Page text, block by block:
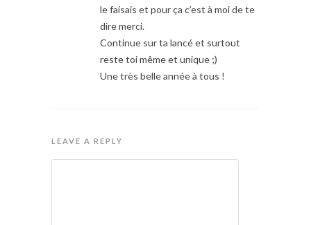
le faisais et pour ça c’est à moi de te
dire merci.
Continue sur ta lancé et surtout
reste toi même et unique ;)
Une très belle année à tous !
LEAVE A REPLY